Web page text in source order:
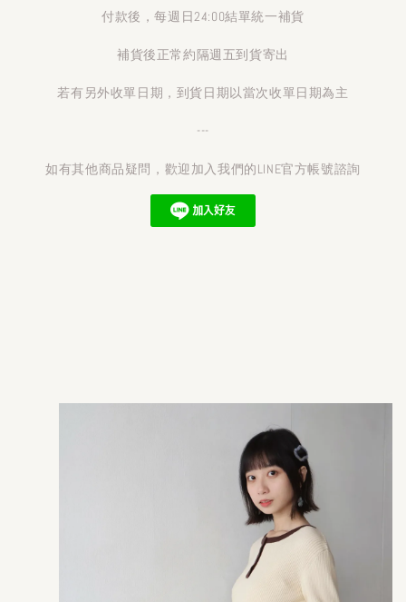
付款後，每週日24:00結單統一補貨
補貨後正常約隔週五到貨寄出
若有另外收單日期，到貨日期以當次收單日期為主
---
如有其他商品疑問，歡迎加入我們的LINE官方帳號諮詢